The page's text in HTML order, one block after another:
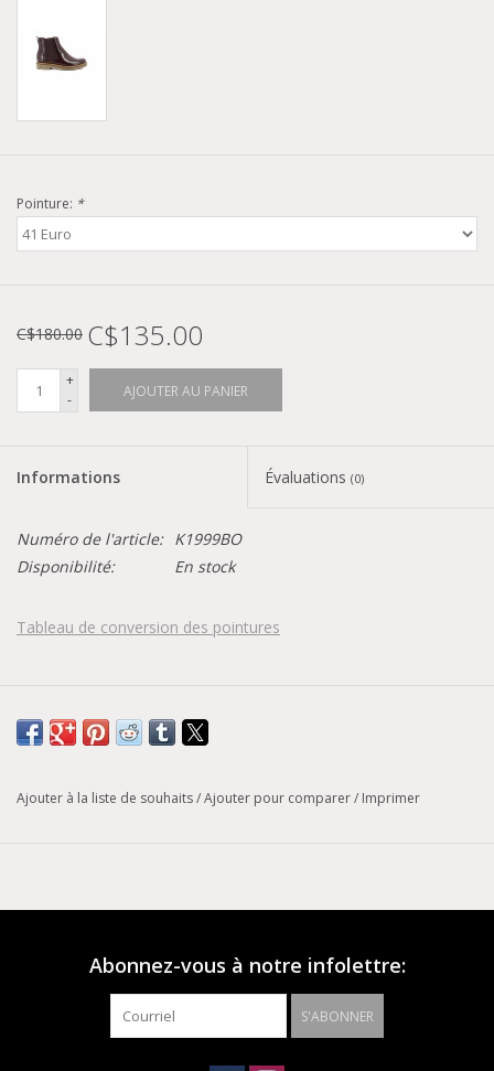
Pointure: *
C$180.00 C$135.00
+
-
AJOUTER AU PANIER
Informations Évaluations (0)
Numéro de l'article: K1999BO
Disponibilité:
En stock
Tableau de conversion des pointures
Ajouter à la liste de souhaits/Ajouter pour comparer/ Imprimer
Abonnez-vous à notre infolettre:
S'ABONNER